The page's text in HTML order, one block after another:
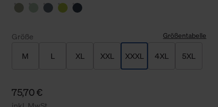
Größe Größentabelle
M L XL XXL XXXL 4XL 5XL
75,70 €